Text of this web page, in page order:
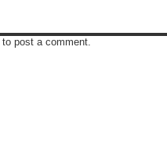
to post a comment.